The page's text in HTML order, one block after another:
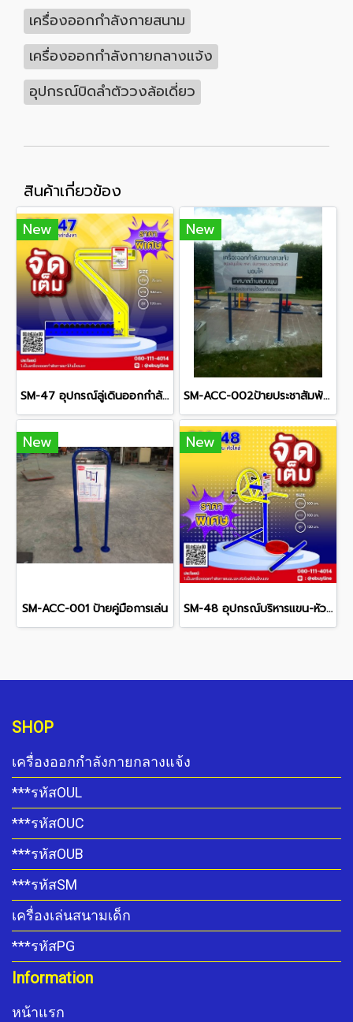
เครื่องออกกำลังกายสนาม
เครื่องออกกำลังกายกลางแจ้ง
อุปกรณ์บิดลำตัววงล้อเดี่ยว
สินค้าเกี่ยวข้อง
New
SM-47 อุปกรณ์ลู่เดินออกกำลังขา
New
SM-ACC-002ป้ายประชาสัมพันธ์โครงการ
New
SM-ACC-001 ป้ายคู่มือการเล่น
New
SM-48 อุปกรณ์บริหารแขน-หัวไหล่
SHOP
เครื่องออกกำลังกายกลางแจ้ง
***รหัสOUL
***รหัสOUC
***รหัสOUB
***รหัสSM
เครื่องเล่นสนามเด็ก
***รหัสPG
Information
หน้าแรก